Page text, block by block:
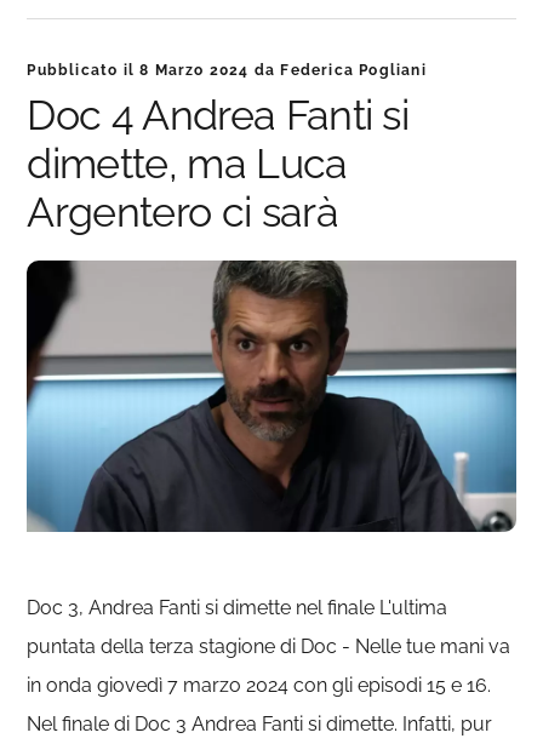
Pubblicato il8 Marzo 2024 da Federica Pogliani
Doc 4 Andrea Fanti si
dimette, ma Luca
Argentero ci sarà
Doc 3, Andrea Fanti si dimette nel finale L'ultima
puntata della terza stagione di Doc - Nelle tue mani va
in onda giovedì 7 marzo 2024 con gli episodi 15 e 16.
Nel finale di Doc 3 Andrea Fanti si dimette. Infatti, pur